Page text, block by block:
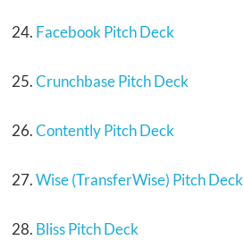
Facebook Pitch Deck
Crunchbase Pitch Deck
Contently Pitch Deck
Wise (TransferWise) Pitch Deck
Bliss Pitch Deck